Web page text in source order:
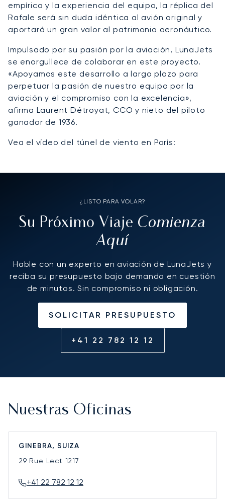
empírica y la experiencia del equipo, la réplica del
Rafale será sin duda idéntica al avión original y
aportará un gran valor al patrimonio aeronáutico.
Impulsado por su pasión por la aviación, LunaJets
se enorgullece de colaborar en este proyecto.
«Apoyamos este desarrollo a largo plazo para
perpetuar la pasión de nuestro equipo por la
aviación y el compromiso con la excelencia»,
afirma Laurent Détroyat, CCO y nieto del piloto
ganador de 1936.
Vea el vídeo del túnel de viento en París:
¿LISTO PARA VOLAR?
Su Próximo Viaje Comienza
Aquí
Hable con un experto en aviación de LunaJets y
reciba su presupuesto bajo demanda en cuestión
de minutos. Sin compromiso ni obligación.
SOLICITAR PRESUPUESTO
+41 22 782 12 12
Nuestras Oficinas
GINEBRA, SUIZA
29 Rue Lect 1217
+41 22 782 12 12